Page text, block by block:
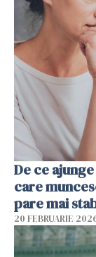
De ce
care
pare mai
20 FEBRUARIE